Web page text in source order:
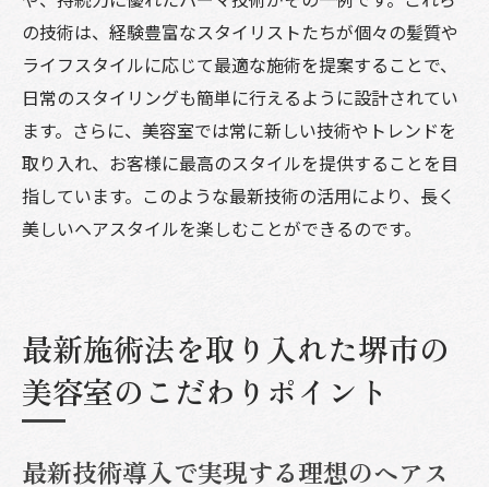
の技術は、経験豊富なスタイリストたちが個々の髪質や
ライフスタイルに応じて最適な施術を提案することで、
日常のスタイリングも簡単に行えるように設計されてい
ます。さらに、美容室では常に新しい技術やトレンドを
取り入れ、お客様に最高のスタイルを提供することを目
指しています。このような最新技術の活用により、長く
美しいヘアスタイルを楽しむことができるのです。
最新施術法を取り入れた堺市の
美容室のこだわりポイント
最新技術導入で実現する理想のヘアス